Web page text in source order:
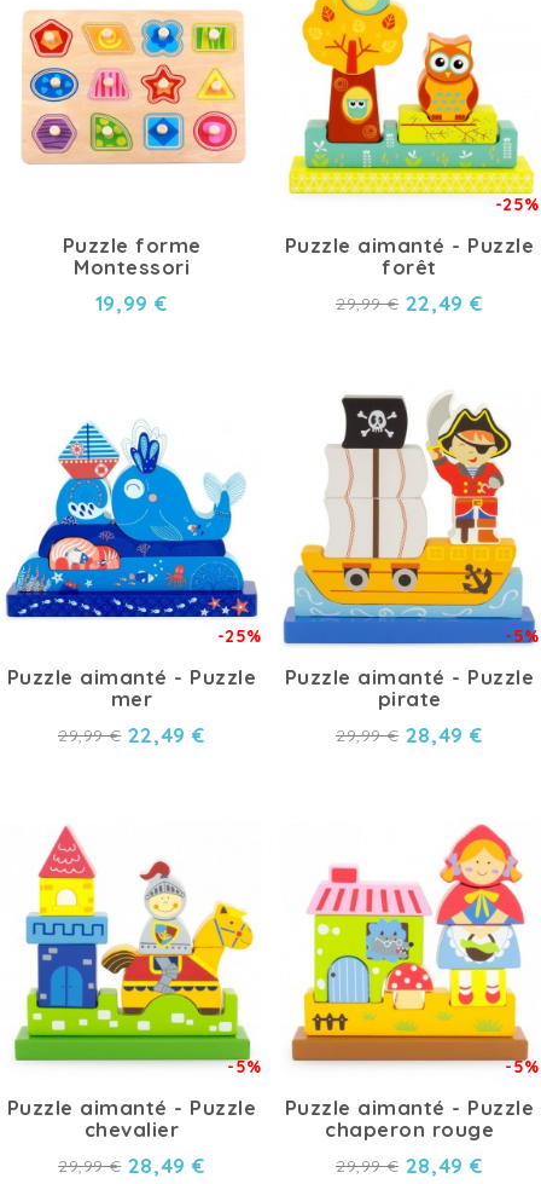
Puzzle forme
Montessori
19,99 €
Puzzle aimanté - Puzzle
forêt
29,99 €
-25%
22,49 €
Puzzle aimanté - Puzzle
mer
29,99 €
-25%
22,49 €
Puzzle aimanté - Puzzle
pirate
29,99 €
-5%
28,49 €
Puzzle aimanté - Puzzle
chevalier
29,99 €
-5%
28,49 €
Puzzle aimanté - Puzzle
chaperon rouge
29,99 €
-5%
28,49 €